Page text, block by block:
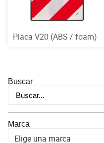
Buscar
Marca
Elige una marca
Placa V20 (ABS / foam)